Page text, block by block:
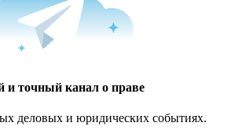
точный канал о праве
деловых и юридических событиях.